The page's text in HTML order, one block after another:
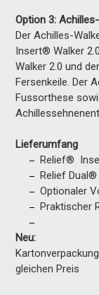
Option 3:
Der Achilles-
Insert® Walker
Walker 2.0 und
Fersenkeile. Der
Fussorthese
Lieferumfang
Relief®
Relief
Optionaler
Praktischer
Neu:
gleichen Preis